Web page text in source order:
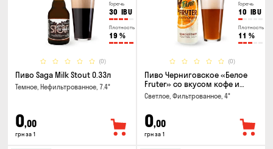
Горечь
30 IBU
Плотность
19 %
(0)
Пиво Saga Milk Stout 0.33л
Темное, Нефильтрованное, 7.4°
0,00
грн за 1
Горечь
10 IBU
Плотность
11 %
(0)
Пиво Черниговское «Белое
Fruter» со вкусом кофе и
апельсина 0.5 л
Светлое, Фильтрованное, 4°
0,00
грн за 1